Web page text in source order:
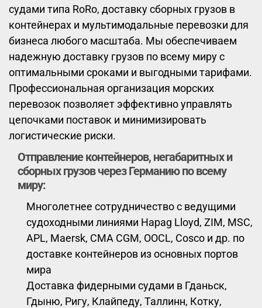
судами типа RoRo, доставку сборных грузов в
контейнерах и мультимодальные перевозки для
бизнеса любого масштаба. Мы обеспечиваем
надежную доставку грузов по всему миру с
оптимальными сроками и выгодными тарифами.
Профессиональная организация морских
перевозок позволяет эффективно управлять
цепочками поставок и минимизировать
логистические риски.
Отправление контейнеров, негабаритных и
сборных грузов через Германию по всему
миру:
Многолетнее сотрудничество с ведущими
судоходными линиями Hapag Lloyd, ZIM, MSC,
APL, Maersk, CMA CGM, OOCL, Cosco и др. по
доставке контейнеров из основных портов
мира
Доставка фидерными судами в Гданьск,
Гдыню, Ригу, Клайпеду, Таллинн, Котку,